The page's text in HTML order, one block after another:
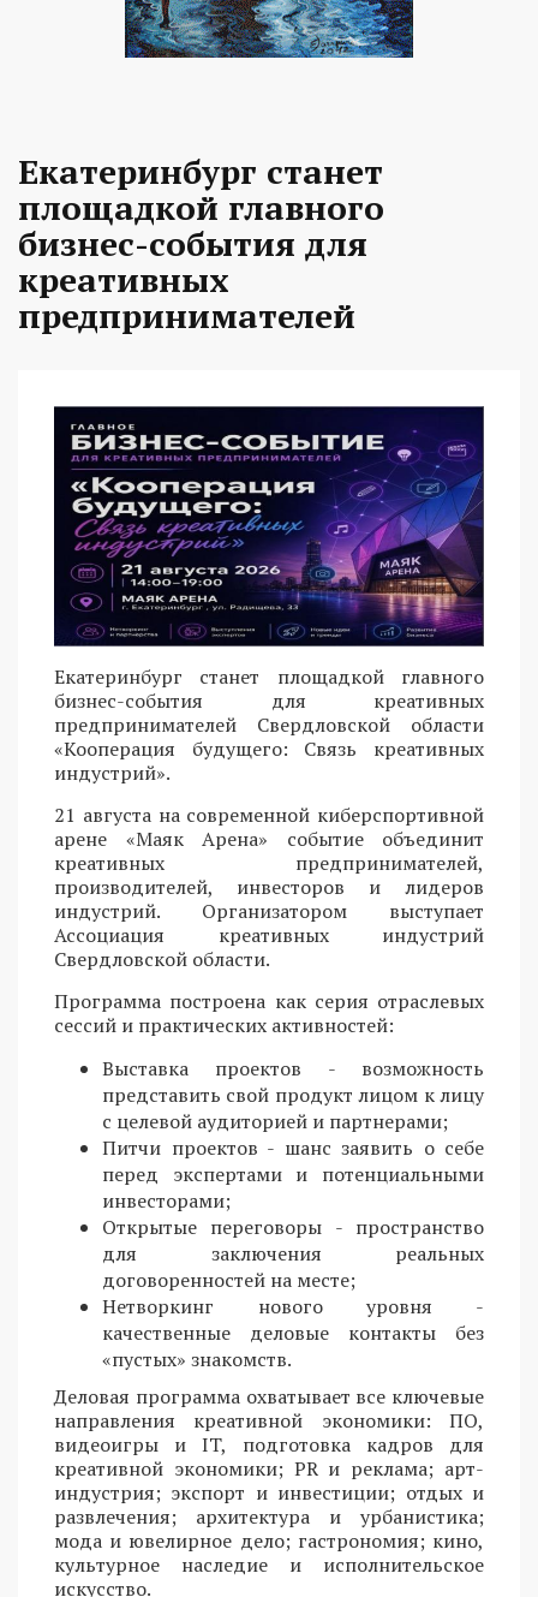
Екатеринбург станет
площадкой главного
бизнес-события для
креативных
предпринимателей
Екатеринбург станет площадкой главного
бизнес-события для креативных
предпринимателей Свердловской области
«Кооперация будущего: Связь креативных
индустрий».
21 августа на современной киберспортивной
арене «Маяк Арена» событие объединит
креативных предпринимателей,
производителей, инвесторов и лидеров
индустрий. Организатором выступает
Ассоциация креативных индустрий
Свердловской области.
Программа построена как серия отраслевых
сессий и практических активностей:
Выставка проектов - возможность
представить свой продукт лицом к лицу
с целевой аудиторией и партнерами;
Питчи проектов - шанс заявить о себе
перед экспертами и потенциальными
инвесторами;
Открытые переговоры - пространство
для заключения реальных
договоренностей на месте;
Нетворкинг нового уровня -
качественные деловые контакты без
«пустых» знакомств.
Деловая программа охватывает все ключевые
направления креативной экономики: ПО,
видеоигры и IT, подготовка кадров для
креативной экономики; PR и реклама; арт-
индустрия; экспорт и инвестиции; отдых и
развлечения; архитектура и урбанистика;
мода и ювелирное дело; гастрономия; кино,
культурное наследие и исполнительское
искусство.